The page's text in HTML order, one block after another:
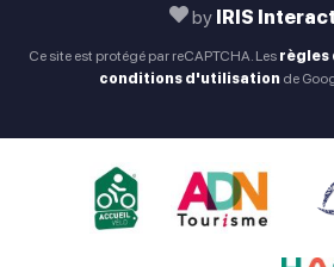
by IRIS
Ce site est protégé par reCAPTCHA. Les règles
conditions d'utilisation de